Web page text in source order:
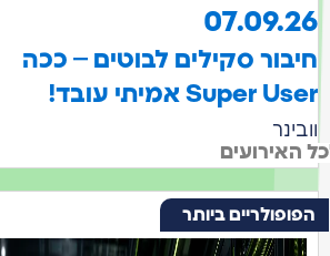
07.09.26
חיבור סקילים לבוטים – ככה
Super User אמיתי עובד!
וובינר
האירועים
הפופולריים ביותר